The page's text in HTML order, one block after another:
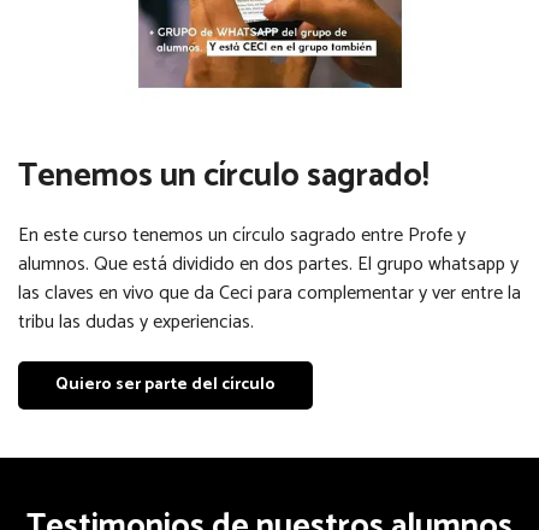
Tenemos un círculo sagrado!
En este curso tenemos un círculo sagrado entre Profe y
alumnos. Que está dividido en dos partes. El grupo whatsapp y
las claves en vivo que da Ceci para complementar y ver entre la
tribu las dudas y experiencias.
Quiero ser parte del círculo